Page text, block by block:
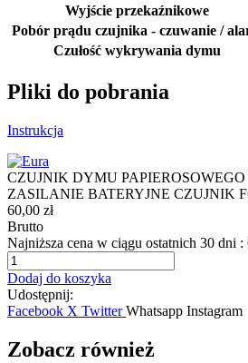
Wyjście przekaźnikowe
Pobór prądu czujnika - czuwanie /
Czułość wykrywania dymu
Pliki do pobrania
Instrukcja
CZUJNIK DYMU
ZASILANIE BATERYJNE CZUJNIK
60,00 zł
Brutto
Najniższa cena w ciągu ostatnich 30 dni :
Dodaj do koszyka
Udostępnij:
Facebook X Twitter Whatsapp Instagram
Zobacz również